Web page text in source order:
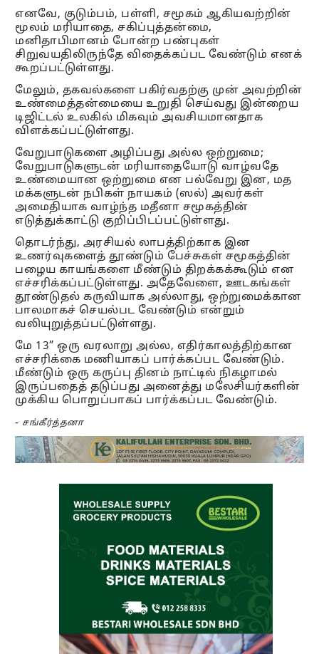
எனவே, குடும்பம், பள்ளி, சமூகம் ஆகியவற்றின்
மூலம் மரியாதை, சகிப்புத்தன்மை,
மனிதாபிமானம் போன்ற பண்புகள்
சிறுவயதிலிருந்தே விதைக்கப்பட வேண்டும் எனக்
கூறப்பட்டுள்ளது.
மேலும், தகவல்களை பகிர்வதற்கு முன் அவற்றின்
உண்மைத்தன்மையை உறுதி செய்வது இன்றைய
டிஜிட்டல் உலகில் மிகவும் அவசியமானதாக
விளக்கப்பட்டுள்ளது.
வேறுபாடுகளை அழிப்பது அல்ல ஒற்றுமை;
வேறுபாடுகளுடன் மரியாதையோடு வாழ்வதே
உண்மையான ஒற்றுமை என பல்வேறு இன, மத
மக்களுடன் நபிகள் நாயகம் (ஸல்) அவர்கள்
அமைதியாக வாழ்ந்த மதீனா சமூகத்தின்
எடுத்துக்காட்டு குறிப்பிடப்பட்டுள்ளது.
தொடர்ந்து, அரசியல் லாபத்திற்காக இன
உணர்வுகளைத் தூண்டும் பேச்சுகள் சமூகத்தின்
பழைய காயங்களை மீண்டும் திறக்கக்கூடும் என
எச்சரிக்கப்பட்டுள்ளது. அதேவேளை, ஊடகங்கள்
தூண்டுதல் கருவியாக அல்லாது, ஒற்றுமைக்கான
பாலமாகச் செயல்பட வேண்டும் என்றும்
வலியுறுத்தப்பட்டுள்ளது.
மே 13” ஒரு வரலாறு அல்ல, எதிர்காலத்திற்கான
எச்சரிக்கை மணியாகப் பார்க்கப்பட வேண்டும்.
மீண்டும் ஒரு கருப்பு தினம் நாட்டில் நிகழாமல்
இருப்பதைத் தடுப்பது அனைத்து மலேசியர்களின்
முக்கிய பொறுப்பாகப் பார்க்கப்பட வேண்டும்.
- சங்கீர்த்தனா